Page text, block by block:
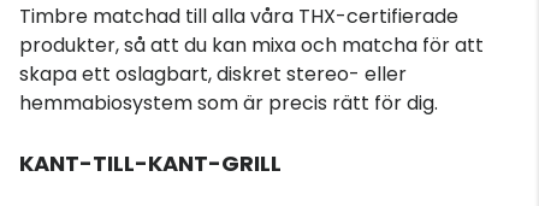
Timbre matchad till alla våra THX-certifierade
produkter, så att du kan mixa och matcha för att
skapa ett oslagbart, diskret stereo- eller
hemmabiosystem som är precis rätt för dig.
KANT-TILL-KANT-GRILL